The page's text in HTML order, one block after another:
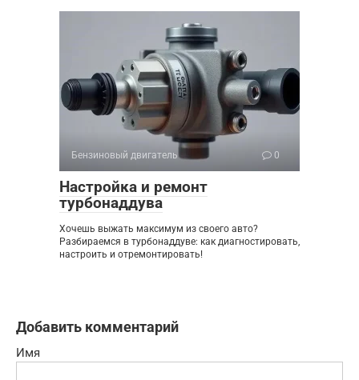
Бензиновый двигатель 0
Настройка и ремонт
турбонаддува
Хочешь выжать максимум из своего авто?
Разбираемся в турбонаддуве: как диагностировать,
настроить и отремонтировать!
Добавить комментарий
Имя